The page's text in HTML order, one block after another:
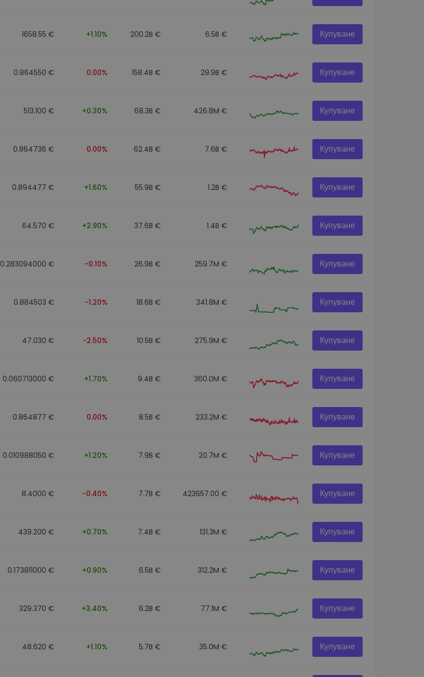
1658.55 € +1.10% 200.2B € 6.5B € Купуване
0.864550 € 0.00% 158.4B € 29.9B € Купуване
513.100 € +0.30% 68.3B € 426.8M € Купуване
0.864736 € 0.00% 62.4B € 7.6B € Купуване
0.894477 € +1.60% 55.9B € 1.2B € Купуване
64.570 € +2.90% 37.6B € 1.4B € Купуване
0.283094000 € -0.10% 26.9B € 259.7M € Купуване
0.884503 € -1.20% 18.6B € 341.8M € Купуване
47.030 € -2.50% 10.5B € 275.9M € Купуване
0.060713000 € +1.70% 9.4B € 360.0M € Купуване
0.864877 € 0.00% 8.5B € 233.2M € Купуване
0.010988050 € +1.20% 7.9B € 20.7M € Купуване
8.4000 € -0.40% 7.7B € 423657.00 € Купуване
439.200 € +0.70% 7.4B € 131.3M € Купуване
0.173811000 € +0.90% 6.5B € 312.2M € Купуване
329.370 € +3.40% 6.2B € 77.1M € Купуване
48.620 € +1.10% 5.7B € 35.0M € Купуване